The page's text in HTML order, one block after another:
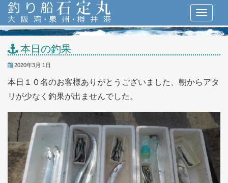
本日の釣果
2020年3月 1日
本日１０名のお客様ありがとうございました、朝からアタ
リが少なく釣果が出ませんでした。